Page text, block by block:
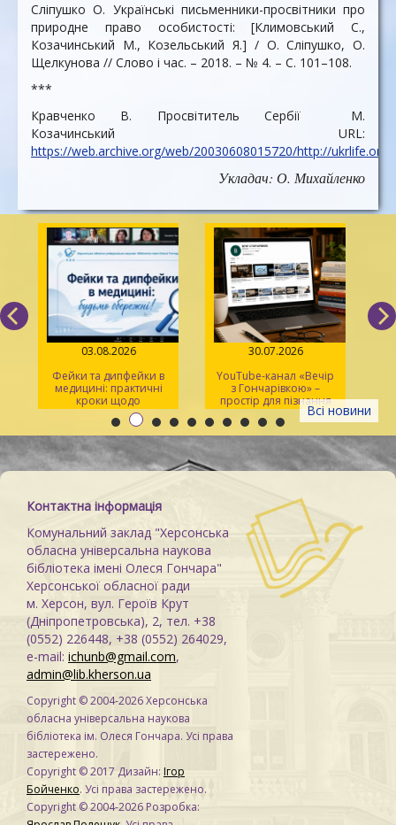
Сліпушко О. Українські письменники-просвітники про
природне право особистості: [Климовський С.,
Козачинський М., Козельський Я.] / О. Сліпушко, О.
Щелкунова // Слово і час. – 2018. – № 4. – С. 101–108.
***
Кравченко В. Просвітитель Сербії М.
Козачинський URL:
https://web.archive.org/web/20030608015720/http://
Укладач: О. Михайленко
Всі новини
03.08.2026
Фейки та дипфейки в
медицині: практичні
кроки щодо
розпізнавання
30.07.2026
YouTube-канал «Вечір
з Гончарівкою» –
простір для пізнання
та натхнення
Контактна інформація
Комунальний заклад "Херсонська
обласна універсальна наукова
бібліотека імені Олеся Гончара"
Херсонської обласної ради
м. Херсон, вул. Героїв Крут
(Дніпропетровська), 2, тел. +38
(0552) 226448, +38 (0552) 264029,
e-mail: ichunb@gmail.com,
admin@lib.kherson.ua
Copyright © 2004-2026 Херсонська
обласна універсальна наукова
бібліотека ім. Олеся Гончара. Усі права
застережено.
Copyright © 2017 Дизайн: Ігор
Бойченко. Усі права застережено.
Copyright © 2004-2026 Розробка: